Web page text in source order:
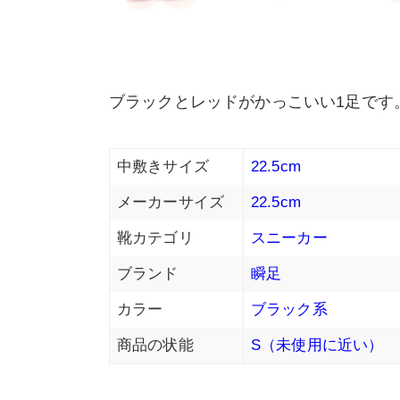
ブラックとレッドがかっこいい1足です
中敷きサイズ 22.5cm
メーカーサイズ 22.5cm
靴カテゴリ スニーカー
ブランド 瞬足
カラー ブラック系
商品の状能 S（未使用に近い）